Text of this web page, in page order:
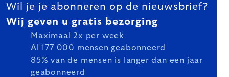
Wil je je abonneren op de nieuwsbrief?
Wij geven u gratis bezorging
Maximaal 2x per week
Al 177 000 mensen geabonneerd
85% van de mensen is langer dan een jaar
geabonneerd